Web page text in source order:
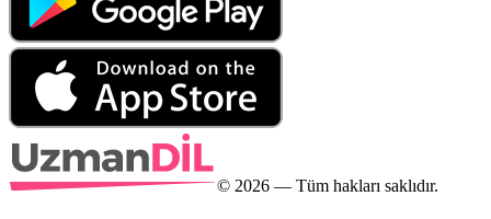
© 2026 — Tüm hakları saklıdır.